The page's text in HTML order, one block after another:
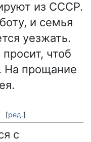
из СССР.
и семья
уезжать.
чтоб
На прощание
[ред.]
с